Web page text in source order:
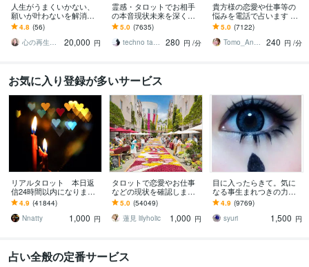
人生がうまくいかない、
願いが叶わないを解消し
ます 現実を変えるために
努力したのに、自力では
もう無理と感じている
4.8 (56)
心の再生セラピスト YASUKO
20,000 円
霊感・タロットでお相手
の本音現状未来を深く視
ます 恋愛・仕事・家族・
人間関係の本質を見抜き
スピード解決へ
5.0 (7635)
techno tango
280 円 /分
貴方様の恋愛や仕事等の
悩みを電話で占います タ
ロットカード、オラクル
カード、ルノルマンカー
ドを使用します
5.0 (7122)
Tomo_Angel7
240 円 /分
お気に入り登録が多いサービス
リアルタロット 本日返
信24時間以内になります
❤︎タイトルをご確認くださ
い❤︎
4.9 (41844)
Nnatty
1,000 円
タロットで恋愛やお仕事
などの現状を確認します
アドバイスもしっかりお
届けしますので安心して
ください♡
5.0 (54049)
蓮見 lilyholic
1,000 円
目に入ったらきて。気に
なる事生まれつきの力で
視ます 視ましょう恋愛や
仕事などこの先など
4.9 (9769)
syuri
1,500 円
占い全般の定番サービス